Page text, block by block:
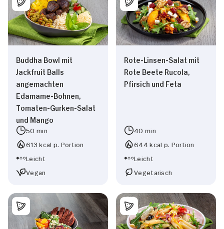
Buddha Bowl mit
Jackfruit Balls
angemachten
Edamame-Bohnen,
Tomaten-Gurken-Salat
und Mango
50 min
613 kcal p. Portion
Leicht
Vegan
Rote-Linsen-Salat mit
Rote Beete Rucola,
Pfirsich und Feta
40 min
644 kcal p. Portion
Leicht
Vegetarisch